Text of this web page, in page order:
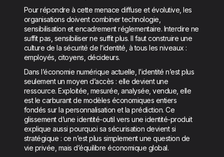
Pour répondre à cette menace diffuse et évolutive, les
organisations doivent combiner technologie,
sensibilisation et encadrement réglementaire. Interdire ne
suffit pas, sensibiliser ne suffit plus. Il faut construire une
culture de la sécurité de l’identité, à tous les niveaux :
employés, citoyens, décideurs.
Dans l’économie numérique actuelle, l’identité n’est plus
seulement un moyen d’accès : elle devient une
ressource. Exploitée, mesurée, analysée, vendue, elle
est le carburant de modèles économiques entiers
fondés sur la personnalisation et la prédiction. Ce
glissement d’une identité-outil vers une identité-produit
explique aussi pourquoi sa sécurisation devient si
stratégique : ce n’est plus simplement une question de
vie privée, mais d’équilibre économique global.